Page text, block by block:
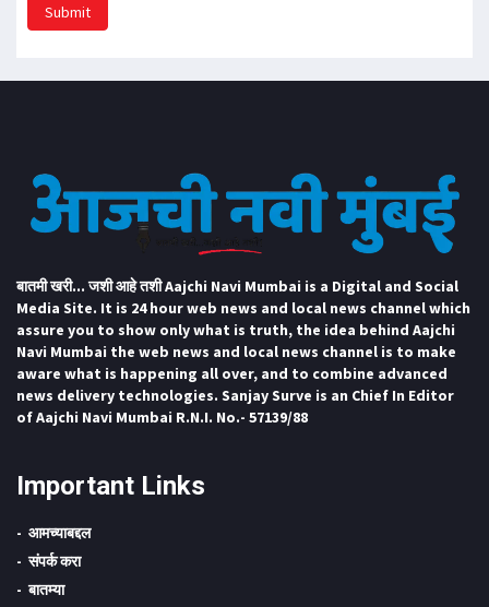
Submit
बातमी खरी... जशी आहे तशी Aajchi Navi Mumbai is a Digital and Social
Media Site. It is 24 hour web news and local news channel which
assure you to show only what is truth, the idea behind Aajchi
Navi Mumbai the web news and local news channel is to make
aware what is happening all over, and to combine advanced
news delivery technologies. Sanjay Surve is an Chief In Editor
of Aajchi Navi Mumbai R.N.I. No.- 57139/88
Important Links
आमच्याबद्दल
संपर्क करा
बातम्या